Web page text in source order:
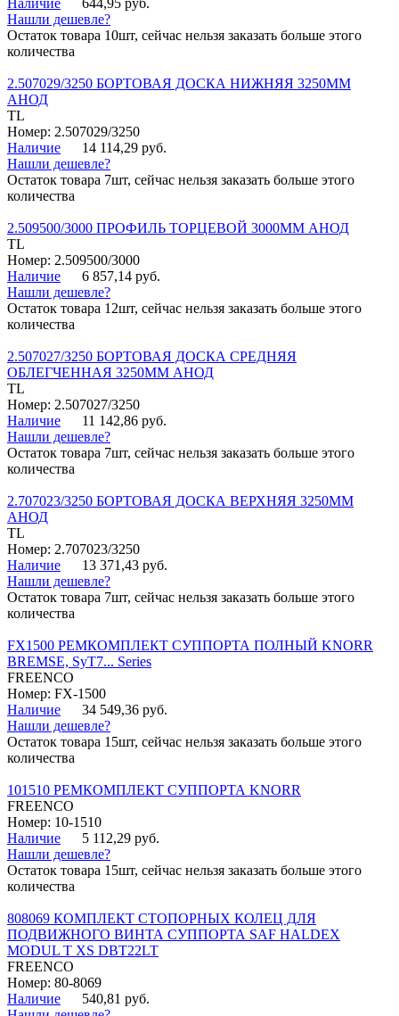
Наличие
644,95 руб.
Нашли дешевле?
Остаток товара 10шт, сейчас нельзя заказать больше этого
количества
2.507029/3250 БОРТОВАЯ ДОСКА НИЖНЯЯ 3250ММ
АНОД
TL
Номер: 2.507029/3250
Наличие
14 114,29 руб.
Нашли дешевле?
Остаток товара 7шт, сейчас нельзя заказать больше этого
количества
2.509500/3000 ПРОФИЛЬ ТОРЦЕВОЙ 3000ММ АНОД
TL
Номер: 2.509500/3000
Наличие
6 857,14 руб.
Нашли дешевле?
Остаток товара 12шт, сейчас нельзя заказать больше этого
количества
2.507027/3250 БОРТОВАЯ ДОСКА СРЕДНЯЯ
ОБЛЕГЧЕННАЯ 3250ММ АНОД
TL
Номер: 2.507027/3250
Наличие
11 142,86 руб.
Нашли дешевле?
Остаток товара 7шт, сейчас нельзя заказать больше этого
количества
2.707023/3250 БОРТОВАЯ ДОСКА ВЕРХНЯЯ 3250ММ
АНОД
TL
Номер: 2.707023/3250
Наличие
13 371,43 руб.
Нашли дешевле?
Остаток товара 7шт, сейчас нельзя заказать больше этого
количества
FX1500 РЕМКОМПЛЕКТ СУППОРТА ПОЛНЫЙ KNORR
BREMSE, SyT7... Series
FREENCO
Номер: FX-1500
Наличие
34 549,36 руб.
Нашли дешевле?
Остаток товара 15шт, сейчас нельзя заказать больше этого
количества
101510 РЕМКОМПЛЕКТ СУППОРТА KNORR
FREENCO
Номер: 10-1510
Наличие
5 112,29 руб.
Нашли дешевле?
Остаток товара 15шт, сейчас нельзя заказать больше этого
количества
808069 КОМПЛЕКТ СТОПОРНЫХ КОЛЕЦ ДЛЯ
ПОДВИЖНОГО ВИНТА СУППОРТА SAF HALDEX
MODUL T XS DBT22LT
FREENCO
Номер: 80-8069
Наличие
540,81 руб.